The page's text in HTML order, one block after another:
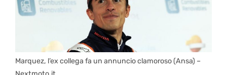
Marquez, l’ex collega fa un annuncio clamoroso (Ansa) –